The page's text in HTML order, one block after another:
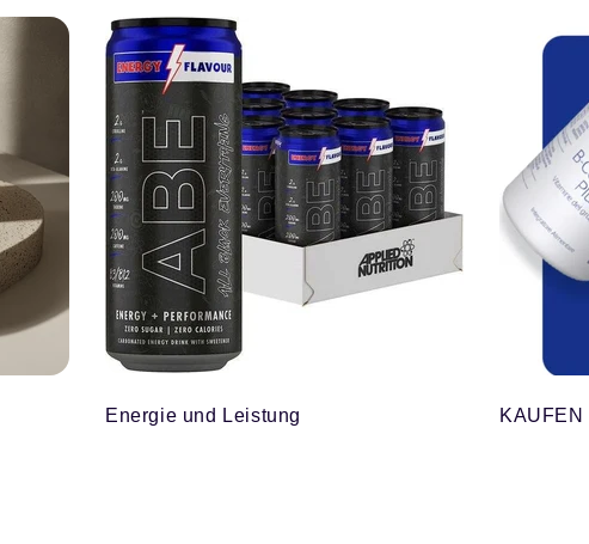
Energie und Leistung